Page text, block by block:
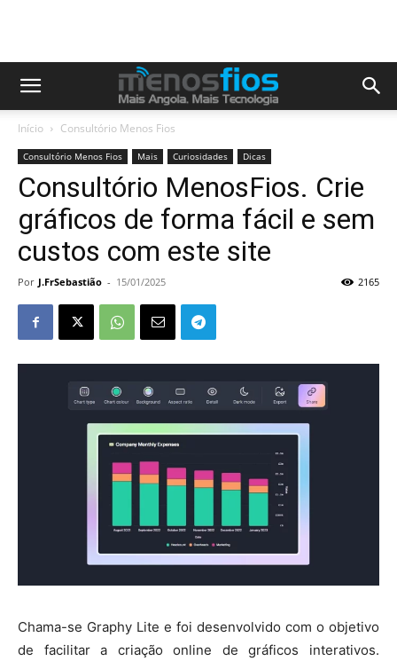
Início Consultório Menos Fios
Consultório Menos Fios Mais Curiosidades Dicas
Consultório MenosFios. Crie
gráficos de forma fácil e sem
custos com este site
Por J.FrSebastião - 15/01/2025 2165
Chama-se Graphy Lite e foi desenvolvido com o objetivo
de facilitar a criação online de gráficos interativos.